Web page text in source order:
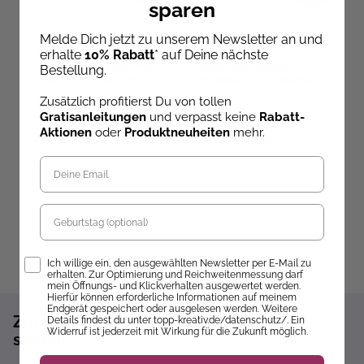
Veronika Hug
Geschenkset
Multimuster-Tuch mit
Bobbel stricken (Knit-
Ab dem 24.09.26
versandbereit
39,95 €
Thomas Goletz
Die bunte Welt von
Ab dem 12.11.26
versandbereit
12,99 €
Zum Newsletter anmelden und 10%
sparen!*
sparen
Melde Dich jetzt zu unserem Newsletter an und
erhalte 10% Rabatt* auf Deine nächste
Bestellung.
Zusätzlich profitierst Du von tollen
Gratisanleitungen und verpasst keine Rabatt-
Aktionen oder Produktneuheiten mehr.
Geburtstag
Opt-InIch willige ein, den ausgewählten Newsletter per E-Mail zu
erhalten. Zur Optimierung und Reichweitenmessung darf
mein Öffnungs- und Klickverhalten ausgewertet werden.
Hierfür können erforderliche Informationen auf meinem
Endgerät gespeichert oder ausgelesen werden. Weitere
Details findest du unter topp-kreativ.de/datenschutz/. Ein
Widerruf ist jederzeit mit Wirkung für die Zukunft möglich.